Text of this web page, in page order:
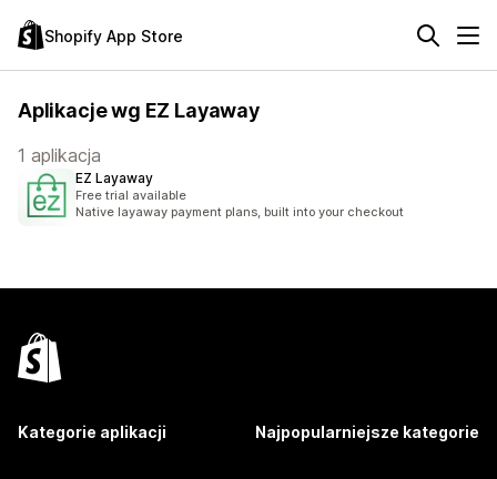
Shopify App Store
Aplikacje wg EZ Layaway
1 aplikacja
EZ Layaway
Free trial available
Native layaway payment plans, built into your checkout
Kategorie aplikacji Najpopularniejsze kategorie